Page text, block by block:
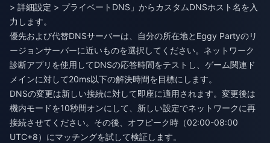
> 詳細設定 > プライベートDNS」からカスタムDNSホスト名を入
力します。
優先および代替DNSサーバーは、自分の所在地とEggy Partyのリ
ージョンサーバーに近いものを選択してください。ネットワーク
診断アプリを使用してDNSの応答時間をテストし、ゲーム関連ド
メインに対して20ms以下の解決時間を目標にします。
DNSの変更は新しい接続に対して即座に適用されます。変更後は
機内モードを10秒間オンにして、新しい設定でネットワークに再
接続させてください。その後、オフピーク時（02:00-08:00
UTC+8）にマッチングを試して検証します。